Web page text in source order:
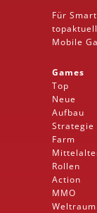
Für
Mobile
Games
Top
Neue
Aufbau
Strategie
Farm
Rollen
Action
MMO
Weltraum